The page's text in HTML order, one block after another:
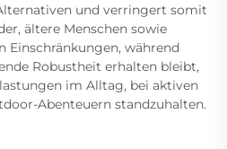
und verringert somit
ältere Menschen sowie
Einschränkungen, während
Robustheit erhalten bleibt,
im Alltag, bei aktiven
Abenteuern standzuhalten.